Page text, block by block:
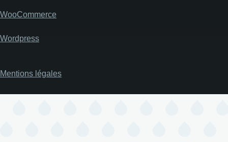
WooCommerce
Wordpress
Pied
page
Mentions légales